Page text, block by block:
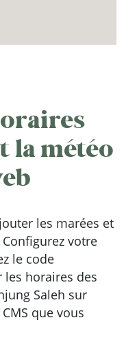
la météo
les marées et
votre
le code
horaires des
Saleh sur
que vous